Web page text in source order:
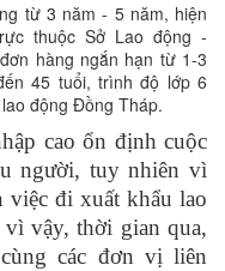
từ 3 năm - 5 năm, hiện
thuộc Sở Lao động -
hàng ngắn hạn từ 1-3
45 tuổi, trình độ lớp 6
động Đồng Tháp.
cao ổn định cuộc
người, tuy nhiên vì
việc đi xuất khẩu lao
vậy, thời gian qua,
các đơn vị liên